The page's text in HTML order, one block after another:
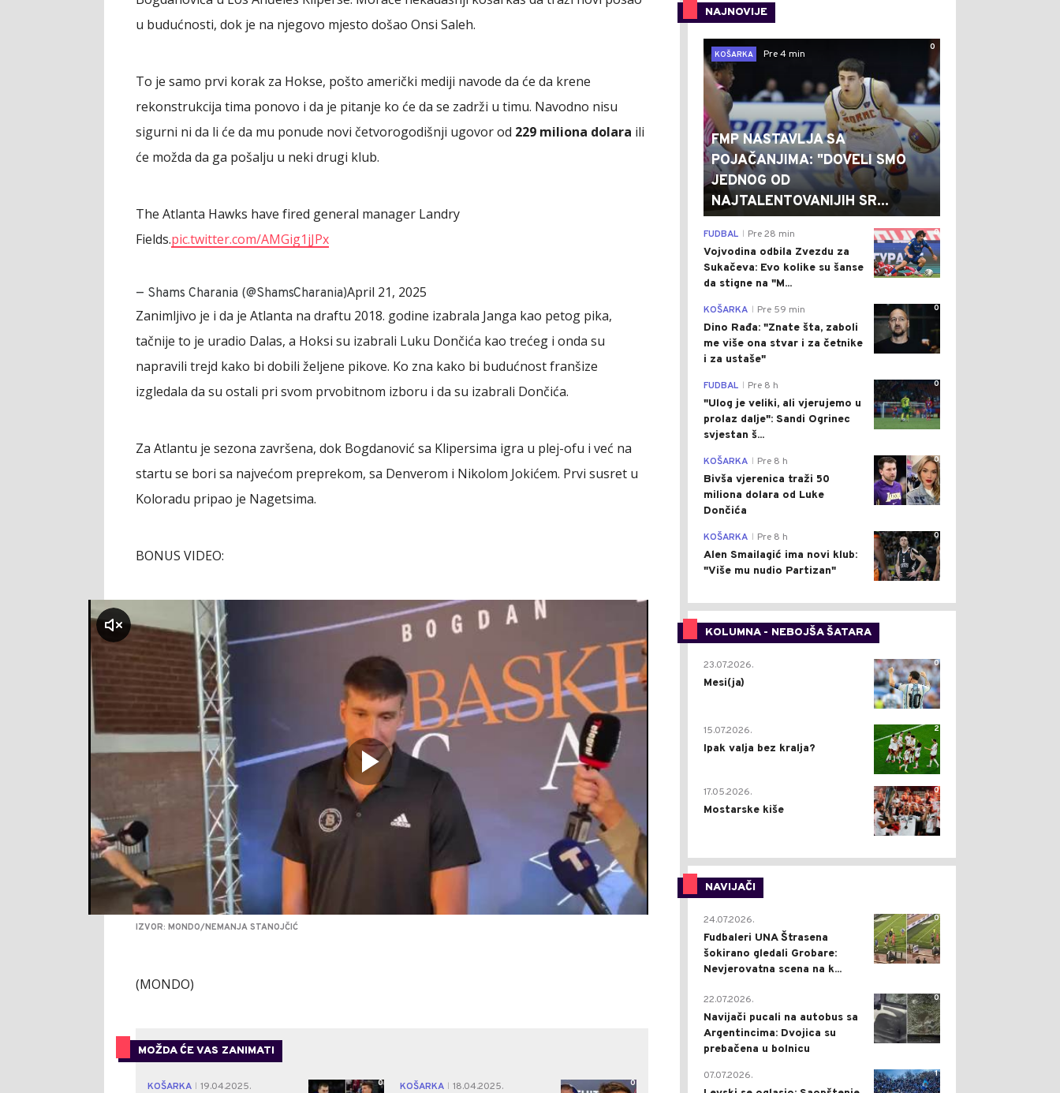
u budućnosti, dok je na njegovo mjesto došao Onsi Saleh.
To je samo prvi korak za Hokse, pošto američki mediji navode da će da krene
rekonstrukcija tima ponovo i da je pitanje ko će da se zadrži u timu. Navodno nisu
sigurni ni da li će da mu ponude novi četvorogodišnji ugovor od 229 miliona dolara ili
će možda da ga pošalju u neki drugi klub.
The Atlanta Hawks have fired general manager Landry
Fields.pic.twitter.com/AMGig1jJPx
— Shams Charania (@ShamsCharania)April 21, 2025
Zanimljivo je i da je Atlanta na draftu 2018. godine izabrala Janga kao petog pika,
tačnije to je uradio Dalas, a Hoksi su izabrali Luku Dončića kao trećeg i onda su
napravili trejd kako bi dobili željene pikove. Ko zna kako bi budućnost franšize
izgledala da su ostali pri svom prvobitnom izboru i da su izabrali Dončića.
Za Atlantu je sezona završena, dok Bogdanović sa Klipersima igra u plej-ofu i već na
startu se bori sa najvećom preprekom, sa Denverom i Nikolom Jokićem. Prvi susret u
Koloradu pripao je Nagetsima.
BONUS VIDEO:
klikni za zvuk
IZVOR: MONDO/NEMANJA STANOJČIĆ
(MONDO)
MOŽDA ĆE VAS ZANIMATI
KOŠARKA
19.04.2025.
0 KOŠARKA
18.04.2025.
0
NAJNOVIJE
0
KOŠARKA
Pre 4 min
FMP NASTAVLJA SA
POJAČANJIMA: "DOVELI SMO
JEDNOG OD
NAJTALENTOVANIJIH SR...
0
FUDBAL Pre 28 min
Vojvodina odbila Zvezdu za
Sukačeva: Evo kolike su šanse
da stigne na "M...
0
KOŠARKA Pre 59 min
Dino Rađa: "Znate šta, zaboli
me više ona stvar i za četnike
i za ustaše"
0
FUDBAL Pre 8 h
"Ulog je veliki, ali vjerujemo u
prolaz dalje": Sandi Ogrinec
svjestan š...
0
KOŠARKA Pre 8 h
Bivša vjerenica traži 50
miliona dolara od Luke
Dončića
0
KOŠARKA Pre 8 h
Alen Smailagić ima novi klub:
"Više mu nudio Partizan"
KOLUMNA - NEBOJŠA ŠATARA
0
23.07.2026.
Mesi(ja)
2
15.07.2026.
Ipak valja bez kralja?
0
17.05.2026.
Mostarske kiše
NAVIJAČI
0
24.07.2026.
Fudbaleri UNA Štrasena
šokirano gledali Grobare:
Nevjerovatna scena na k...
0
22.07.2026.
Navijači pucali na autobus sa
Argentincima: Dvojica su
prebačena u bolnicu
1
07.07.2026.